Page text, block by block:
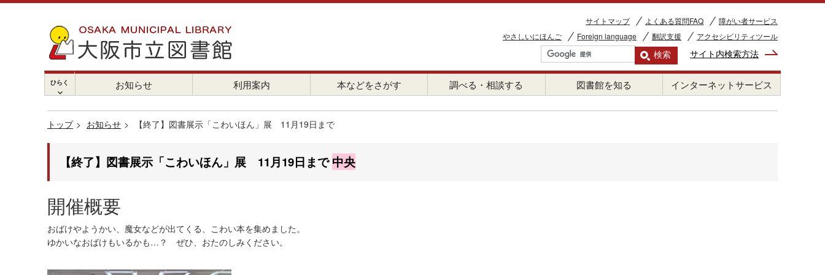
サイトマップ よくある質問FAQ
障がい者サービス
やさしいにほんご
Foreign language 翻訳支援 アクセシビリティツール
サイト内検索方法
ひらく
chevron_right
お知らせ 利用案内 本などをさがす 調べる・相談する 図書館を知る インターネットサービス
トップ お知らせ 【終了】図書展示「こわいほん」展 11月19日まで
【終了】図書展示「こわいほん」展 11月19日まで中央
開催概要
おばけやようかい、魔女などが出てくる、こわい本を集めました。
ゆかいなおばけもいるかも…？ ぜひ、おたのしみください。